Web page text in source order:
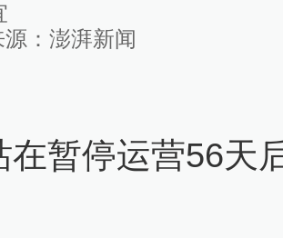
： 澎湃新闻
在暂停运营56天